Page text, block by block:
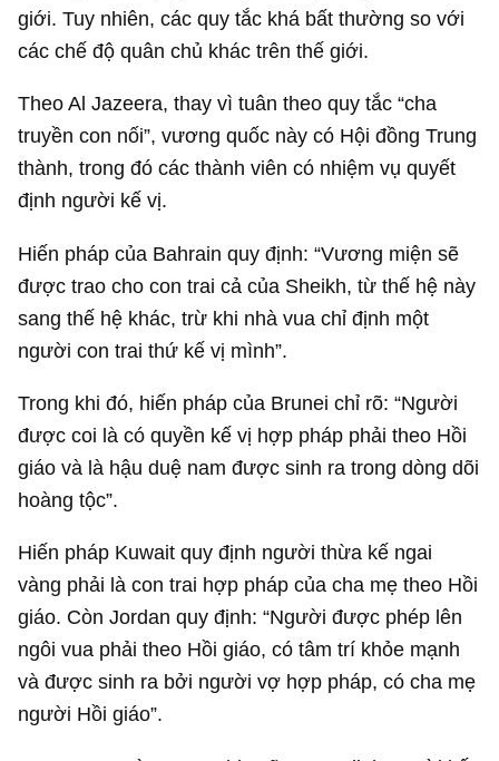
giới. Tuy nhiên, các quy tắc khá bất thường so với
các chế độ quân chủ khác trên thế giới.
Theo Al Jazeera, thay vì tuân theo quy tắc “cha
truyền con nối”, vương quốc này có Hội đồng Trung
thành, trong đó các thành viên có nhiệm vụ quyết
định người kế vị.
Hiến pháp của Bahrain quy định: “Vương miện sẽ
được trao cho con trai cả của Sheikh, từ thế hệ này
sang thế hệ khác, trừ khi nhà vua chỉ định một
người con trai thứ kế vị mình”.
Trong khi đó, hiến pháp của Brunei chỉ rõ: “Người
được coi là có quyền kế vị hợp pháp phải theo Hồi
giáo và là hậu duệ nam được sinh ra trong dòng dõi
hoàng tộc”.
Hiến pháp Kuwait quy định người thừa kế ngai
vàng phải là con trai hợp pháp của cha mẹ theo Hồi
giáo. Còn Jordan quy định: “Người được phép lên
ngôi vua phải theo Hồi giáo, có tâm trí khỏe mạnh
và được sinh ra bởi người vợ hợp pháp, có cha mẹ
người Hồi giáo”.